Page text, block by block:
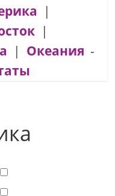
|
|
| Океания -